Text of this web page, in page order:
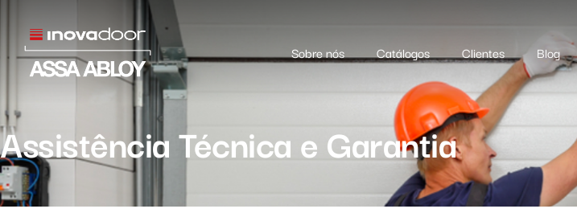
Sobre nós Catálogos Clientes Blog
Assistência Técnica e Garantia